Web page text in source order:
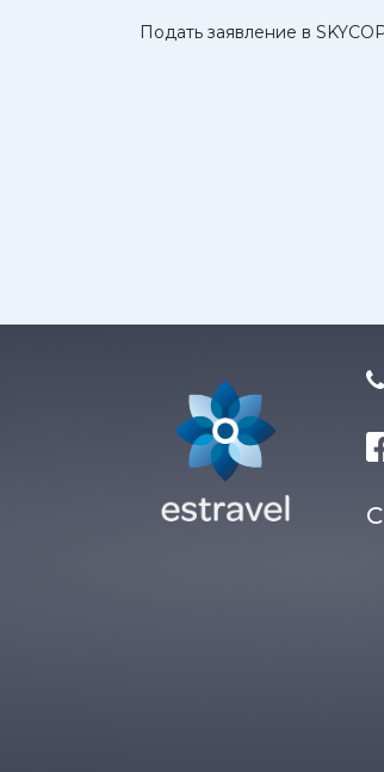
Подать заявление в